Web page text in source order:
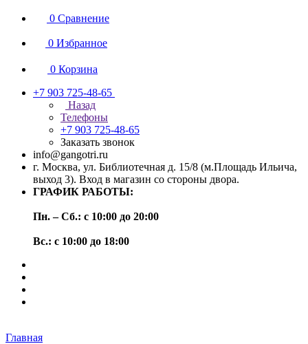
0 Сравнение
0 Избранное
0 Корзина
+7 903 725-48-65
Назад
Телефоны
+7 903 725-48-65
Заказать звонок
info@gangotri.ru
г. Москва, ул. Библиотечная д. 15/8 (м.Площадь Ильича,
выход 3). Вход в магазин со стороны двора.
ГРАФИК РАБОТЫ:
Пн. – Сб.: с 10:00 до 20:00
Вс.: с 10:00 до 18:00
Главная